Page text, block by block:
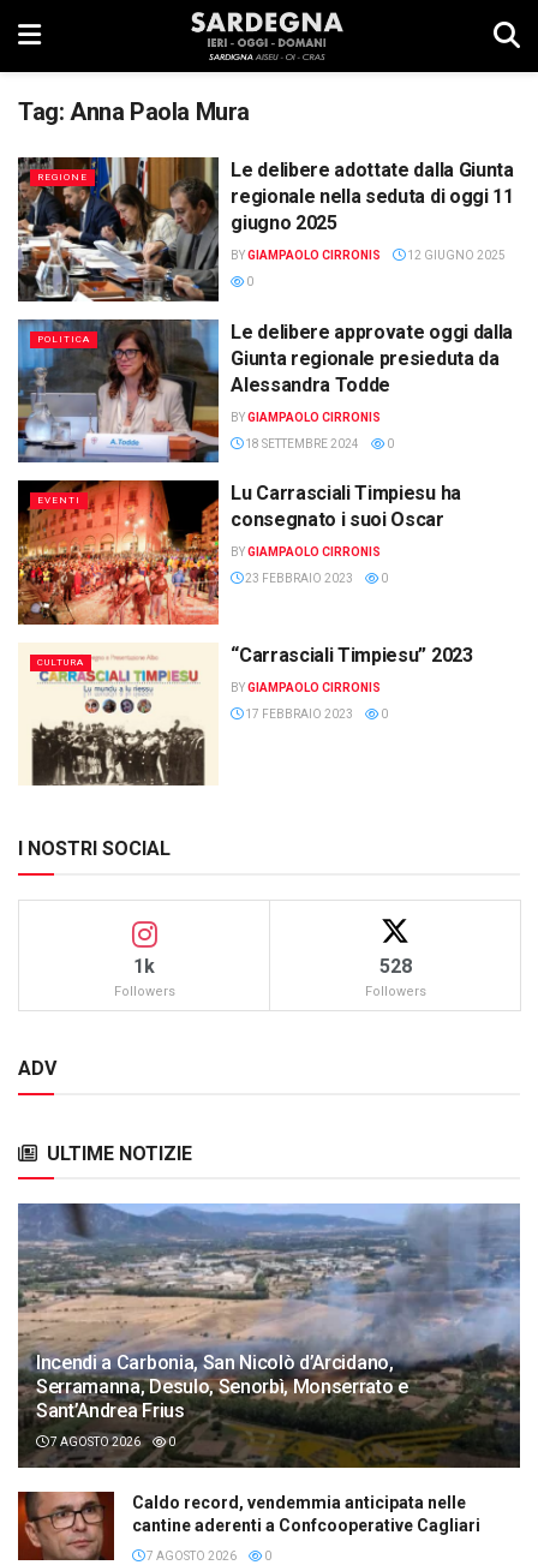
Tag: Anna Paola Mura
REGIONE
Le delibere adottate dalla Giunta
regionale nella seduta di oggi 11
giugno 2025
BYGIAMPAOLO CIRRONIS
12 GIUGNO 2025
0
POLITICA
Le delibere approvate oggi dalla
Giunta regionale presieduta da
Alessandra Todde
BYGIAMPAOLO CIRRONIS
18 SETTEMBRE 2024
0
EVENTI
Lu Carrasciali Timpiesu ha
consegnato i suoi Oscar
BYGIAMPAOLO CIRRONIS
23 FEBBRAIO 2023
0
CULTURA “Carrasciali Timpiesu” 2023
BYGIAMPAOLO CIRRONIS
17 FEBBRAIO 2023
0
I NOSTRI SOCIAL
1k
Followers
528
Followers
ADV
ULTIME NOTIZIE
Incendi a Carbonia, San Nicolò d’Arcidano,
Serramanna, Desulo, Senorbì, Monserrato e
Sant’Andrea Frius
7 AGOSTO 2026 0
Caldo record, vendemmia anticipata nelle
cantine aderenti a Confcooperative Cagliari
7 AGOSTO 2026 0